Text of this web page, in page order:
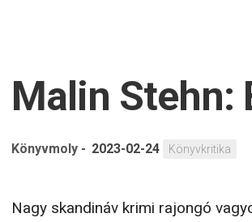
Malin Stehn:
Könyvmoly - 2023-02-24 Könyvkritika
Nagy skandináv krimi rajongó